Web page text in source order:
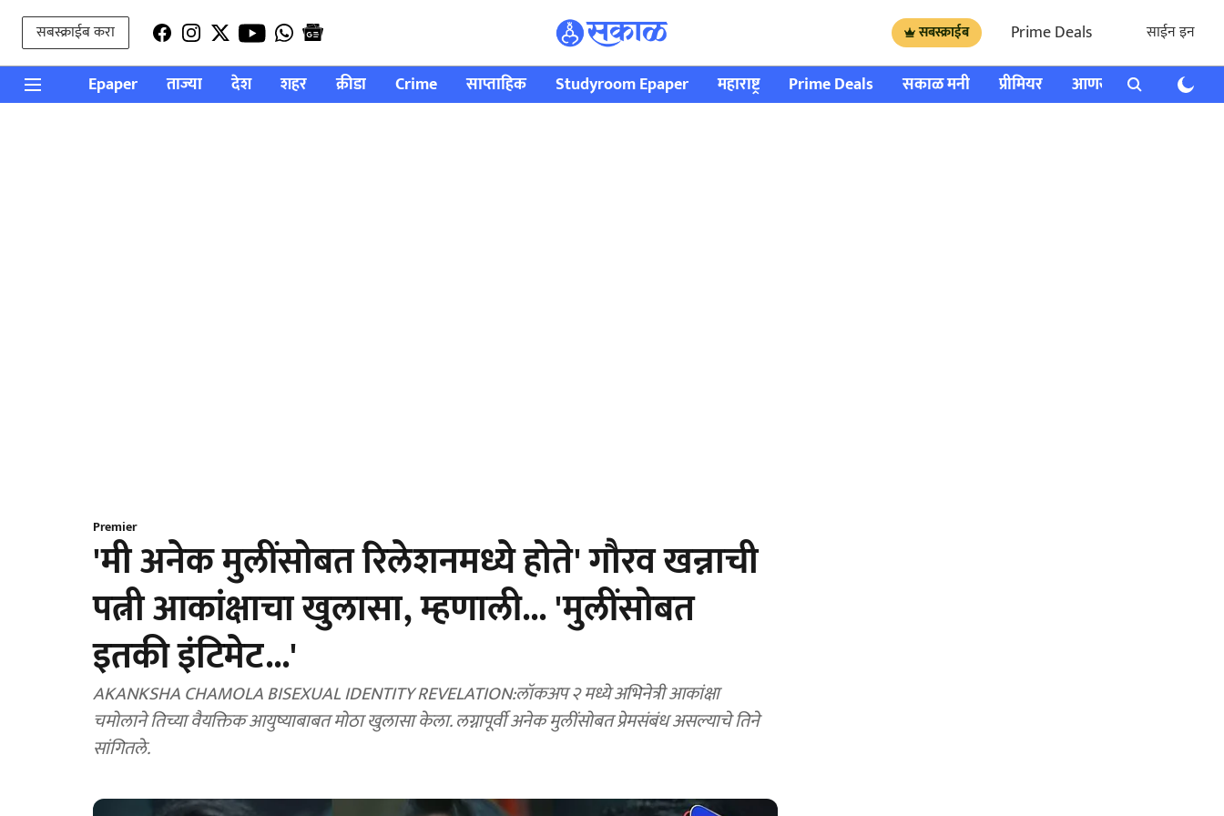
सबस्क्राईब करा सबस्क्राईब Prime Deals साईन इन
Epaper ताज्या देश शहर क्रीडा Crime साप्ताहिक Studyroom Epaper महाराष्ट्र Prime Deals सकाळ मनी प्रीमियर आणखी राशी भविष्य
Premier
'मी अनेक मुलींसोबत रिलेशनमध्ये होते' गौरव खन्नाची
पत्नी आकांक्षाचा खुलासा, म्हणाली... 'मुलींसोबत
इतकी इंटिमेट...'
AKANKSHA CHAMOLA BISEXUAL IDENTITY REVELATION:लॉकअप २ मध्ये अभिनेत्री आकांक्षा
चमोलाने तिच्या वैयक्तिक आयुष्याबाबत मोठा खुलासा केला. लग्नापूर्वी अनेक मुलींसोबत प्रेमसंबंध असल्याचे तिने
सांगितले.